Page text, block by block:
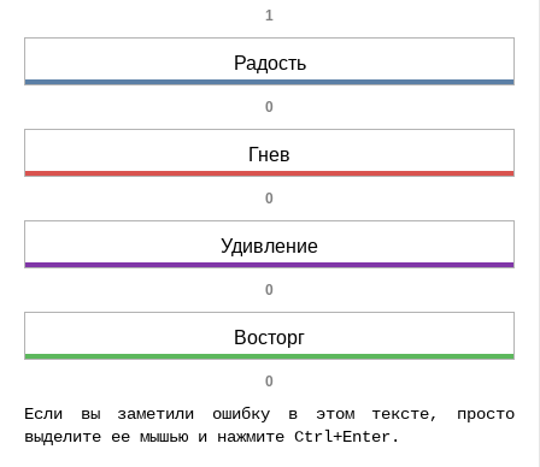
1
Радость
0
Гнев
0
Удивление
0
Восторг
0
Если вы заметили ошибку в этом тексте, просто
выделите ее мышью и нажмите Ctrl+Enter.